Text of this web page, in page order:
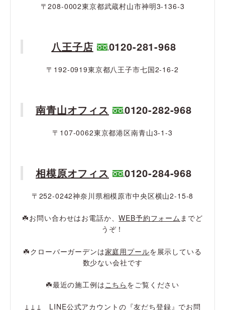
〒208-0002東京都武蔵村山市神明3-136-3
八王子店 0120-281-968
〒192-0919東京都八王子市七国2-16-2
南青山オフィス 0120-282-968
〒107-0062東京都港区南青山3-1-3
相模原オフィス 0120-284-968
〒252-0242神奈川県相模原市中央区横山2-15-8
☘️お問い合わせはお電話か、WEB予約フォーム までど
うぞ！
☘️クローバーガーデンは家庭用プールを展示している
数少ない会社です
☘️最近の施工例は こちら をご覧ください
↓↓↓ LINE公式アカウントの『友だち登録』でお問